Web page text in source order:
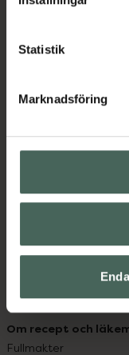
Statistik
Marknadsföring
Kronans Apotek
datorn. Oavsett
hjälpa just dig att
Handla tryggt
Leverans, betalning
Kundklubb
Sajtens tillgänglighet
Köpvillkor
Om recept och
Fullmakter